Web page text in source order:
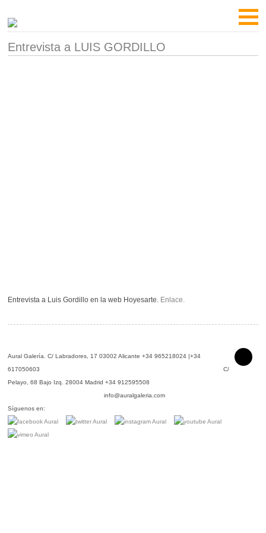
Entrevista a LUIS GORDILLO
Entrevista a Luis Gordillo en la web Hoyesarte. Enlace.
Aural Galería.C/ Labradores, 17 03002 Alicante +34 965218024 |+34
617050603 C/
Pelayo, 68 Bajo Izq. 28004 Madrid +34 912595508
info@auralgaleria.com
Síguenos en: